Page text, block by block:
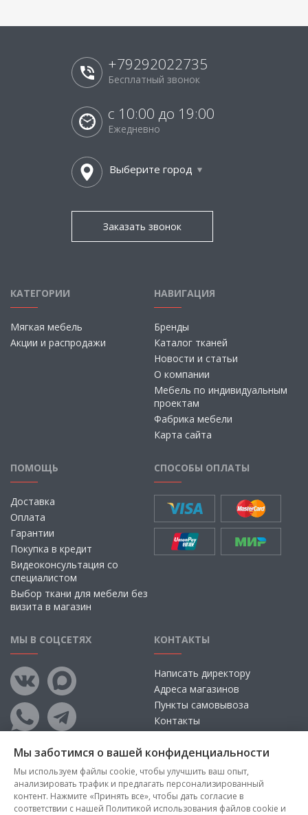
+79292022735
Бесплатный звонок
с 10:00 до 19:00
Ежедневно
Выберите город
Заказать звонок
КАТЕГОРИИ
Мягкая мебель
Акции и распродажи
НАВИГАЦИЯ
Бренды
Каталог тканей
Новости и статьи
О компании
Мебель по индивидуальным
проектам
Фабрика мебели
Карта сайта
ПОМОЩЬ
Доставка
Оплата
Гарантии
Покупка в кредит
Видеоконсультация со
специалистом
Выбор ткани для мебели без
визита в магазин
СПОСОБЫ ОПЛАТЫ
МЫ В СОЦСЕТЯХ КОНТАКТЫ
Написать директору
Адреса магазинов
Пункты самовывоза
Контакты
Мы заботимся о вашей конфиденциальности
Мы используем файлы cookie, чтобы улучшить ваш опыт,
анализировать трафик и предлагать персонализированный
контент. Нажмите «Принять все», чтобы дать согласие в
соответствии с нашей Политикой использования файлов cookie и